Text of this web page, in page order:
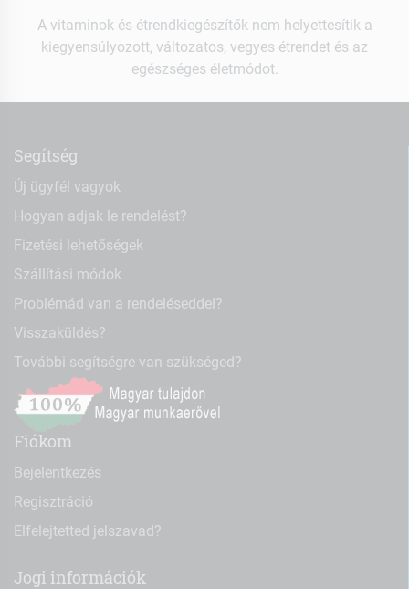
A vitaminok és étrendkiegészítők nem helyettesítik a
kiegyensúlyozott, változatos, vegyes étrendet és az
egészséges életmódot.
Segítség
Új ügyfél vagyok
Hogyan adjak le rendelést?
Fizetési lehetőségek
Szállítási módok
Problémád van a rendeléseddel?
Visszaküldés?
További segítségre van szükséged?
Fiókom
Bejelentkezés
Regisztráció
Elfelejtetted jelszavad?
Jogi információk